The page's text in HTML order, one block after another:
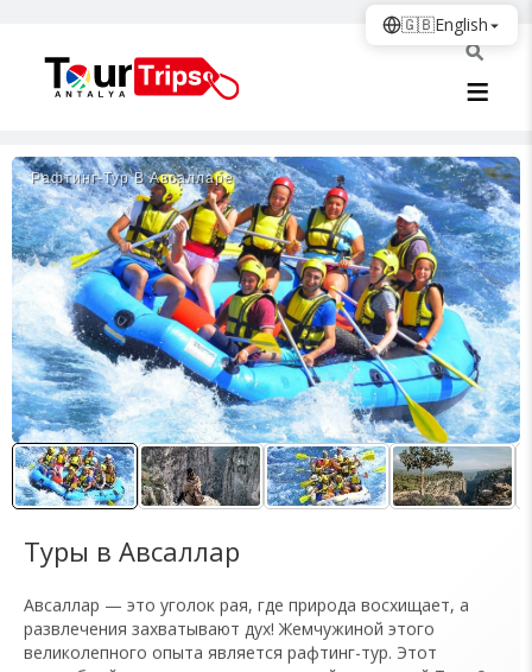
Рафтинг-Тур В Авсалларе
Туры в Авсаллар
Авсаллар — это уголок рая, где природа восхищает, а
развлечения захватывают дух! Жемчужиной этого
великолепного опыта является рафтинг-тур. Этот
🇬🇧English